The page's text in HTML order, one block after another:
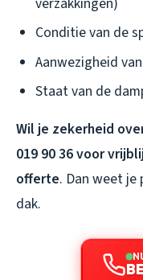
Conditie van de
Aanwezigheid
Staat van de
Wil je zekerheid
019 90 36 voor
offerte. Dan weet
dak.